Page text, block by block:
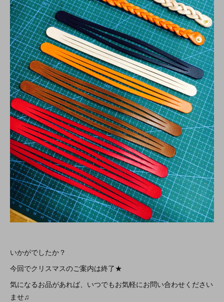
いかがでしたか？
今回でクリスマスのご案内は終了★
気になるお品があれば、いつでもお気軽にお問い合わせください
ませ♫